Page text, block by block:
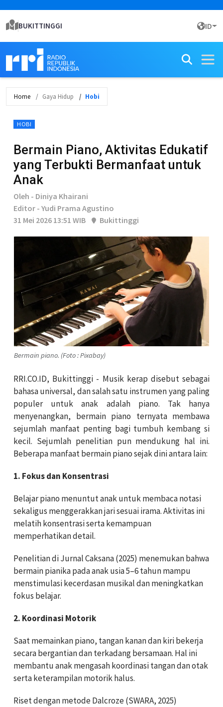
BUKITTINGGI ID
Home Gaya Hidup Hobi
HOBI
Bermain Piano, Aktivitas Edukatif
yang Terbukti Bermanfaat untuk
Anak
Oleh - Diniya Khairani
Editor - Yudi Prama Agustino
31 Mei 2026 13:51 WIB
Bukittinggi
Bermain piano. (Foto : Pixabay)
RRI.CO.ID, Bukittinggi - Musik kerap disebut sebagai
bahasa universal, dan salah satu instrumen yang paling
populer untuk anak adalah piano. Tak hanya
menyenangkan, bermain piano ternyata membawa
sejumlah manfaat penting bagi tumbuh kembang si
kecil. Sejumlah penelitian pun mendukung hal ini.
Beberapa manfaat bermain piano sejak dini antara lain:
1. Fokus dan Konsentrasi
Belajar piano menuntut anak untuk membaca notasi
sekaligus menggerakkan jari sesuai irama. Aktivitas ini
melatih konsentrasi serta kemampuan
memperhatikan detail.
Penelitian di Jurnal Caksana (2025) menemukan bahwa
bermain pianika pada anak usia 5–6 tahun mampu
menstimulasi kecerdasan musikal dan meningkatkan
fokus belajar.
2. Koordinasi Motorik
Saat memainkan piano, tangan kanan dan kiri bekerja
secara bergantian dan terkadang bersamaan. Hal ini
membantu anak mengasah koordinasi tangan dan otak
serta keterampilan motorik halus.
Riset dengan metode Dalcroze (SWARA, 2025)